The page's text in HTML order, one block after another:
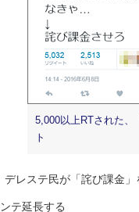
5,000以上RTされた、
ト
レステ民が「詫び課金」
テ延長する